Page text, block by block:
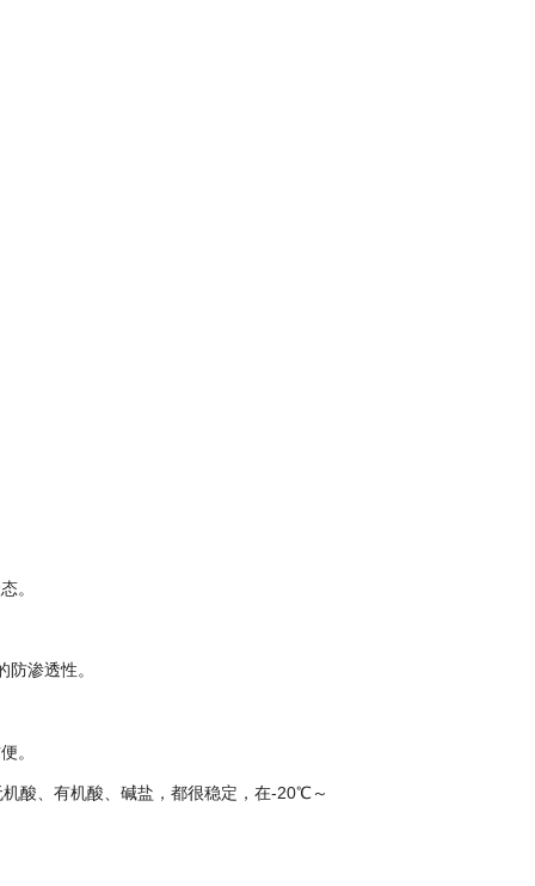
。
渗透性。
。
酸、有机酸、碱盐，都很稳定，在-20℃～